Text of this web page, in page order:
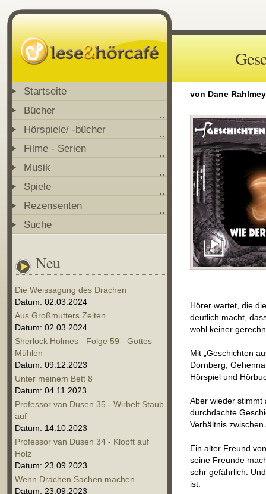
Startseite
Bücher
Hörspiele/ -bücher
Filme - Serien
Musik
Spiele
Rezensenten
Suche
Neu
Die Weissagung des Drachen
Datum: 02.03.2024
Aus Großmutters Zeiten
Datum: 02.03.2024
Sherlock Holmes - Folge 59 - Gottes
Mühlen
Datum: 09.12.2023
Unter meinem Bett 8
Datum: 04.11.2023
Professor van Dusen 35 - Wirbelt Staub
auf
Datum: 14.10.2023
Professor van Dusen 34 - Klopft auf
Holz
Datum: 23.09.2023
Wenn Drachen Sachen machen
Datum: 23.09.2023
von Dane
Hörer wartet, die
deutlich macht,
wohl keiner
Mit „Geschichten
Dornberg,
Hörspiel und
Aber wieder stimmt
durchdachte
Verhältnis
Ein alter Freund
seine Freunde
sehr gefährlich.
ist.